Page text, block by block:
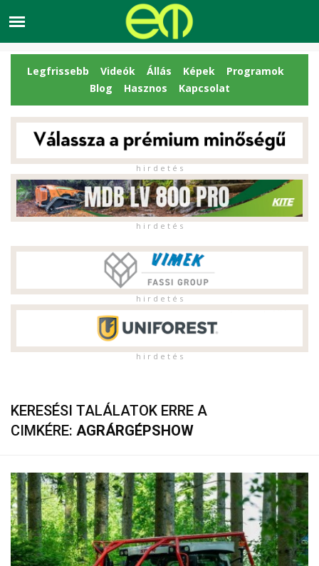
Legfrissebb Videók Állás Képek
Programok
Blog
Hasznos Kapcsolat
h i r d e t é s
h i r d e t é s
h i r d e t é s
h i r d e t é s
KERESÉSI TALÁLATOK ERRE A
CIMKÉRE: AGRÁRGÉPSHOW